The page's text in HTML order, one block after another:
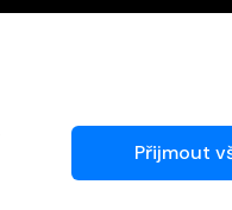
Přijmout